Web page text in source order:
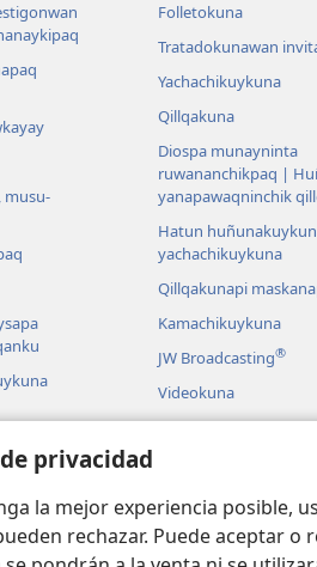
privacidad
la mejor experiencia posible,
rechazar. Puede aceptar o
musu-
Folletokuna
Tratadokunawan
Yachachikuykuna
Qillqakuna
Diospa munayninta
ruwananchikpaq |
yanapawaqninchik
Hatun
yachachikuykuna
Qillqakunapi
Kamachikuykuna
JW Broadcasting®
Videokuna
Takikuna
Uyarinallapaq